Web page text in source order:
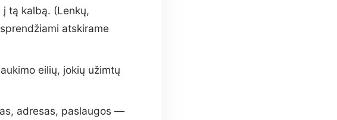
tą kalbą. (Lenkų,
atskirame
eilių, jokių užimtų
adresas, paslaugos —